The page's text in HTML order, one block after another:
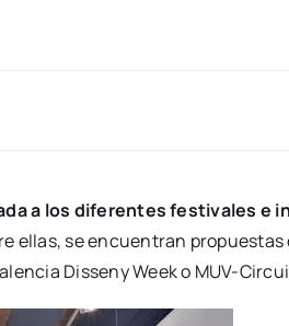
a los dife­ren­tes fes­ti­va­les e
ellas, se encuen­tran
Dis­seny Week o MUV-